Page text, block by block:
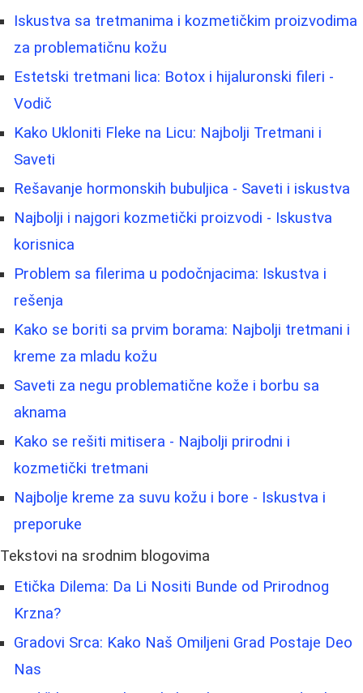
Iskustva sa tretmanima i kozmetičkim proizvodima
za problematičnu kožu
Estetski tretmani lica: Botox i hijaluronski fileri -
Vodič
Kako Ukloniti Fleke na Licu: Najbolji Tretmani i
Saveti
Rešavanje hormonskih bubuljica - Saveti i iskustva
Najbolji i najgori kozmetički proizvodi - Iskustva
korisnica
Problem sa filerima u podočnjacima: Iskustva i
rešenja
Kako se boriti sa prvim borama: Najbolji tretmani i
kreme za mladu kožu
Saveti za negu problematične kože i borbu sa
aknama
Kako se rešiti mitisera - Najbolji prirodni i
kozmetički tretmani
Najbolje kreme za suvu kožu i bore - Iskustva i
preporuke
Tekstovi na srodnim blogovima
Etička Dilema: Da Li Nositi Bunde od Prirodnog
Krzna?
Gradovi Srca: Kako Naš Omiljeni Grad Postaje Deo
Nas